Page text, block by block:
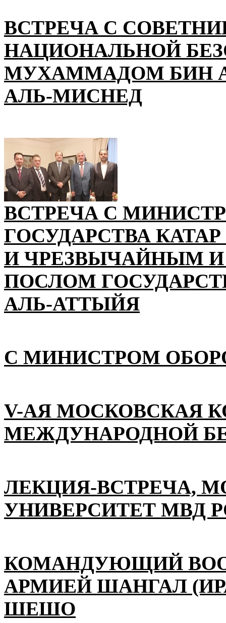
ВСТРЕЧА С
НАЦИОНАЛЬНОЙ
МУХАММАДОМ БИН
АЛЬ-МИСНЕД
ВСТРЕЧА С
ГОСУДАРСТВА
И ЧРЕЗВЫЧАЙНЫМ
ПОСЛОМ
АЛЬ-АТТЫЙЯ
С МИНИСТРОМ
V-АЯ МОСКОВСКАЯ
МЕЖДУНАРОДНОЙ
ЛЕКЦИЯ-ВСТРЕЧА,
УНИВЕРСИТЕТ МВД
КОМАНДУЮЩИЙ
АРМИЕЙ ШАНГАЛ
ШЕШО